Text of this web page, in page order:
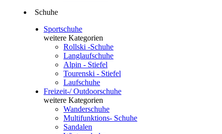
Schuhe
Sportschuhe
weitere Kategorien
Rollski -Schuhe
Langlaufschuhe
Alpin - Stiefel
Tourenski - Stiefel
Laufschuhe
Freizeit-/ Outdoorschuhe
weitere Kategorien
Wanderschuhe
Multifunktions- Schuhe
Sandalen